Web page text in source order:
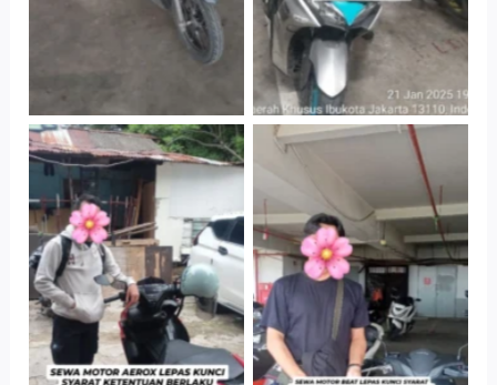
Cabang Jakarta
Barat
Cityplaza
Jatinegara Gedung
Parkir P6A